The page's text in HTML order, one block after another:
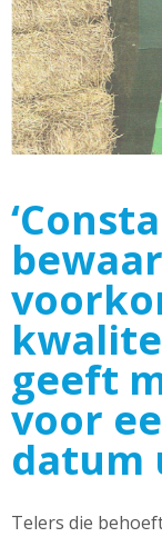
geeft
voor
datum
Telers die